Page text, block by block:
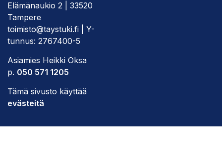
Elämänaukio 2 | 33520
Tampere
toimisto@taystuki.fi | Y-
tunnus: 2767400-5
Asiamies Heikki Oksa
p. 050 571 1205
Tämä sivusto käyttää
evästeitä